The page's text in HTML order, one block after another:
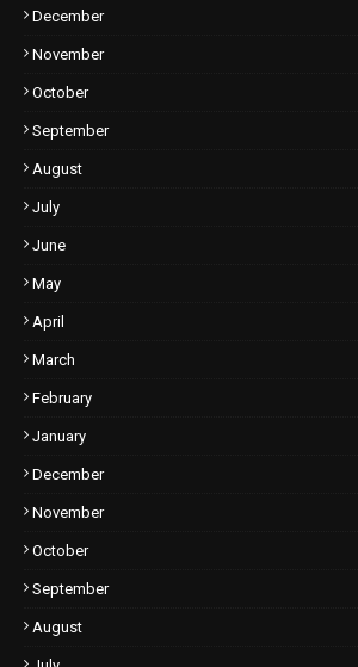
December
November
October
September
August
July
June
May
April
March
February
January
December
November
October
September
August